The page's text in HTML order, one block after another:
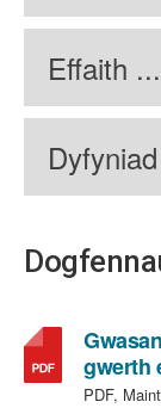
Effaith ...
Dyfyniad
gwerth
PDF,